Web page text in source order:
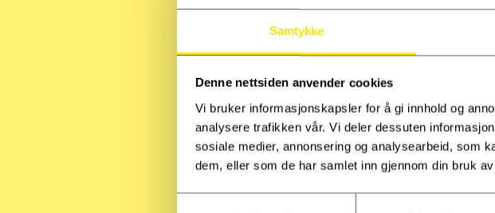
Samtykke
Denne nettsiden anvender cookies
Vi bruker informasjonskapsler for å gi innhold og
analysere trafikken vår. Vi deler dessuten
sosiale medier, annonsering og analysearbeid, som
dem, eller som de har samlet inn gjennom din bruk